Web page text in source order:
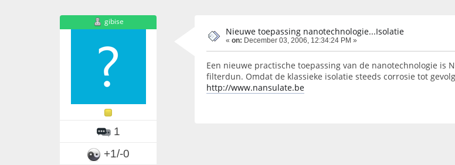
gibise
1
+1/-0
Nieuwe toepassing nanotechnologie...Isolatie
« on: December 03, 2006, 12:34:24 PM »
Een nieuwe practische toepassing van de nanotechnologie
filterdun. Omdat de klassieke isolatie steeds corrosie tot
http://www.nansulate.be